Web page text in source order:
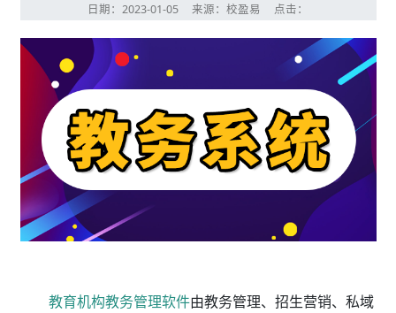
日期：2023-01-05 来源：校盈易 点击：
教育机构教务管理软件由教务管理、招生营销、私域